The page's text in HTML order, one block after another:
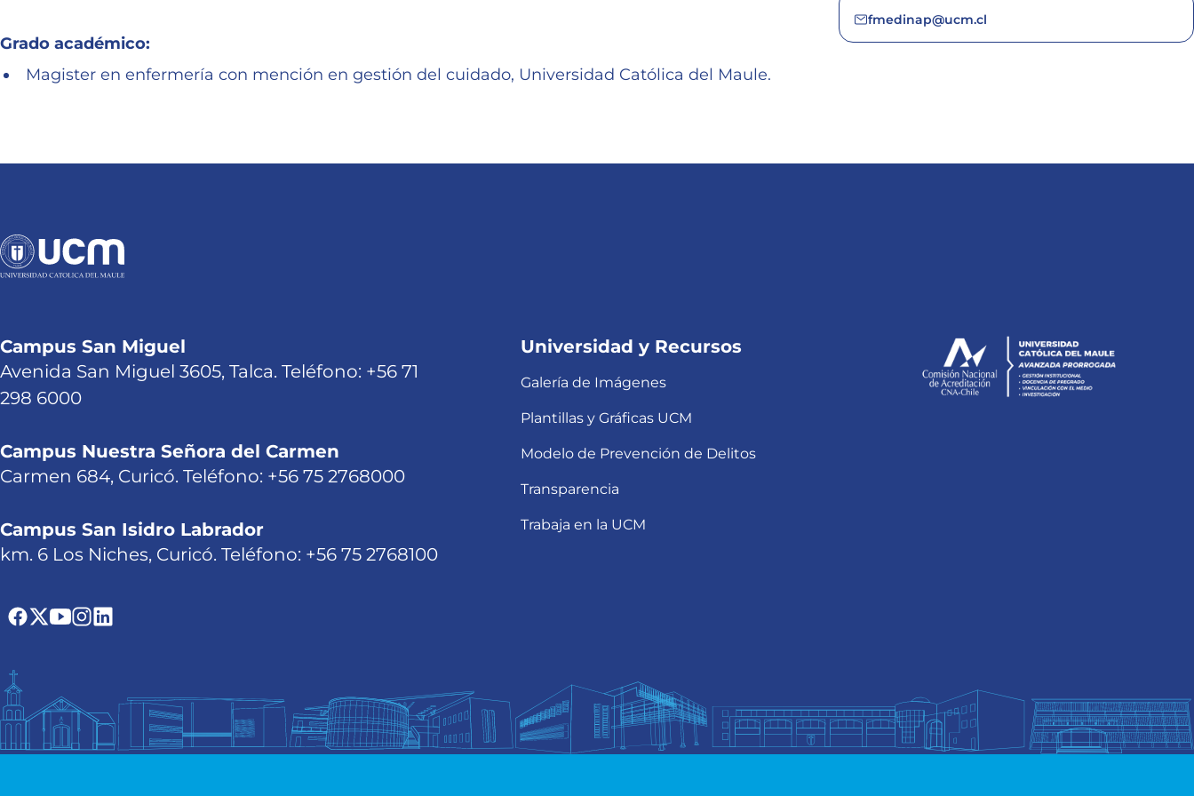
Grado académico:
Magister en enfermería con mención en gestión del cuidado, Universidad Católica del Maule.
fmedinap@ucm.cl
Campus San Miguel
Avenida San Miguel 3605, Talca. Teléfono: +56 71
298 6000
Campus Nuestra Señora del Carmen
Carmen 684, Curicó. Teléfono: +56 75 2768000
Campus San Isidro Labrador
km. 6 Los Niches, Curicó. Teléfono: +56 75 2768100
Universidad y Recursos
Galería de Imágenes
Plantillas y Gráficas UCM
Modelo de Prevención de Delitos
Transparencia
Trabaja en la UCM